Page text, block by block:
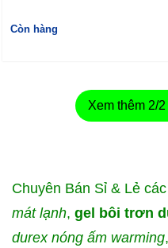
Còn hàng
Xem thêm 2/2
Chuyên Bán Sỉ & Lẻ
mát lạnh, gel bôi trơn
durex nóng ấm warming,